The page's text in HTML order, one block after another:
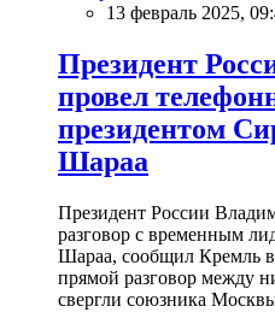
13 февраль 2025,
Президент
провел
президентом
Шараа
Президент России
разговор с временным
Шараа, сообщил Кремль
прямой разговор между
свергли союзника